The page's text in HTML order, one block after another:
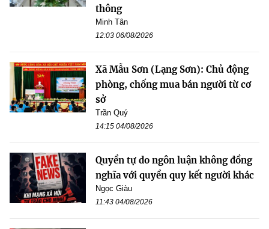
thông
Minh Tân
12:03 06/08/2026
Xã Mẫu Sơn (Lạng Sơn): Chủ động
phòng, chống mua bán người từ cơ
sở
Trần Quý
14:15 04/08/2026
Quyền tự do ngôn luận không đồng
nghĩa với quyền quy kết người khác
Ngọc Giàu
11:43 04/08/2026